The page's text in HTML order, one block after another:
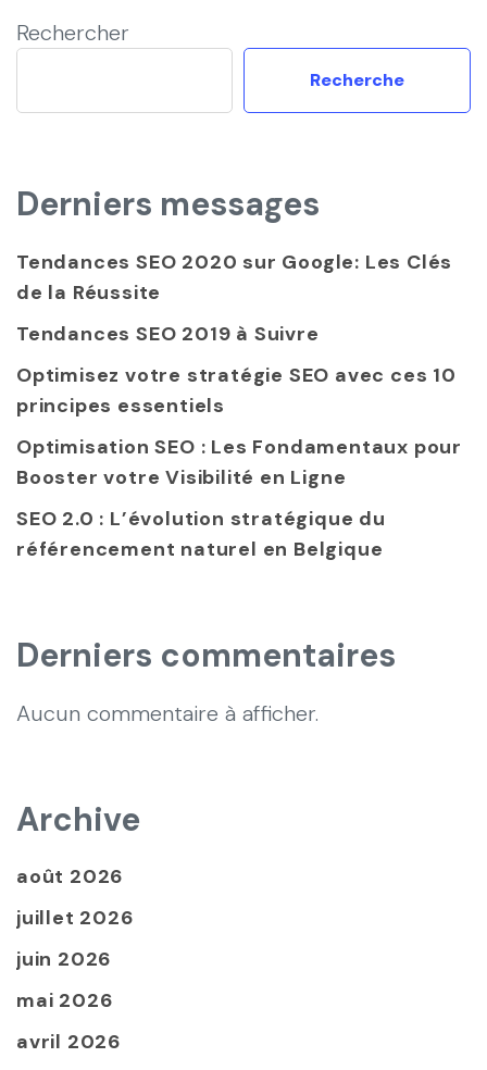
Rechercher
Recherche
Derniers messages
Tendances SEO 2020 sur Google: Les Clés
de la Réussite
Tendances SEO 2019 à Suivre
Optimisez votre stratégie SEO avec ces 10
principes essentiels
Optimisation SEO : Les Fondamentaux pour
Booster votre Visibilité en Ligne
SEO 2.0 : L’évolution stratégique du
référencement naturel en Belgique
Derniers commentaires
Aucun commentaire à afficher.
Archive
août 2026
juillet 2026
juin 2026
mai 2026
avril 2026